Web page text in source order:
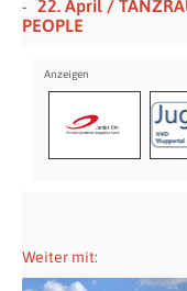
22. April /
PEOPLE
Weiter mit: